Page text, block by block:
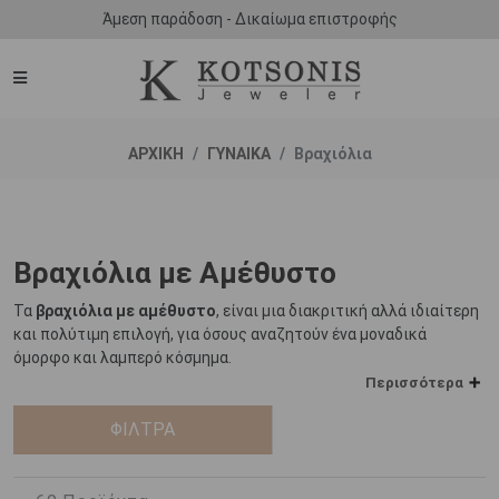
Άμεση παράδοση - Δικαίωμα επιστροφής
ΑΡΧΙΚΗ ΓΥΝΑΙΚΑ Βραχιόλια
Βραχιόλια με Αμέθυστο
Τα βραχιόλια με αμέθυστο, είναι μια διακριτική αλλά ιδιαίτερη
και πολύτιμη επιλογή, για όσους αναζητούν ένα μοναδικά
όμορφο και λαμπερό κόσμημα.
Με μια πλούσια ιστορία να τον συντροφεύει, ο αμέθυστος
θεωρείται ένας λίθος ο οποίος ήταν γνωστός ήδη από την
αρχαιότητα. Ευρήματα σε διάφορα μουσεία ανά τον κόσμο,
Περισσότερα
ΦΙΛΤΡΑ